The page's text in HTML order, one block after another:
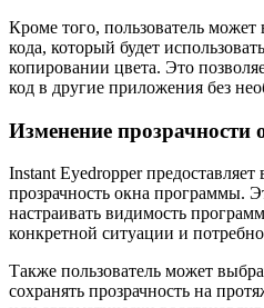
Кроме того, пользователь
кода, который будет
копировании цвета. Это
код в другие приложения без
Изменение
Instant Eyedropper
прозрачность окна программы.
настраивать видимость
конкретной ситуации и
Также пользователь может
сохранять прозрачность на